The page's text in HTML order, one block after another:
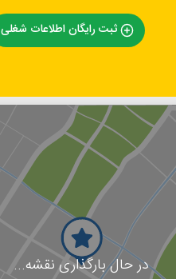
ثبت رایگان اطلاعات شغلی
در حال بارگذاری نقشه...